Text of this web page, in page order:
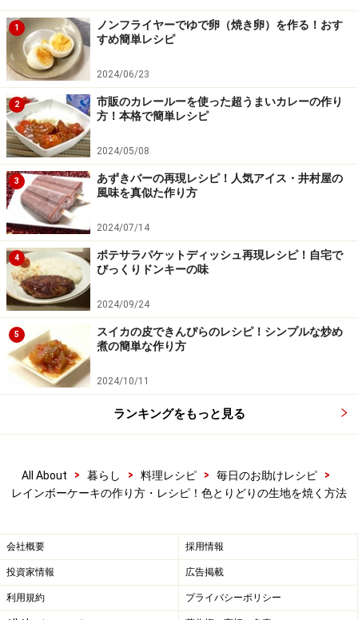
センスを混ぜる。
(3)に(2)の粉を混ぜ、バターを混ぜる
(3)に(2)の粉類を入れて混ぜ、溶かしバターを混ぜ、重さ
542g÷7＝約77g
1
ノンフライヤーでゆで卵（焼き卵）を作る！おす
すめ簡単レシピ
2024/06/23
2
市販のカレールーを使った超うまいカレーの作り
方！本格で簡単レシピ
2024/05/08
3
あずきバーの再現レシピ！人気アイス・井村屋の
風味を真似た作り方
2024/07/14
4
ポテサラパケットディッシュ再現レシピ！自宅で
びっくりドンキーの味
2024/09/24
5
スイカの皮できんぴらのレシピ！シンプルな炒め
煮の簡単な作り方
2024/10/11
ランキングをもっと見る
All About > 暮らし > 料理レシピ > 毎日のお助けレシピ
>
レインボーケーキの作り方・レシピ！色とりどりの生地を焼く方法
会社概要 採用情報
投資家情報 広告掲載
利用規約 プライバシーポリシー